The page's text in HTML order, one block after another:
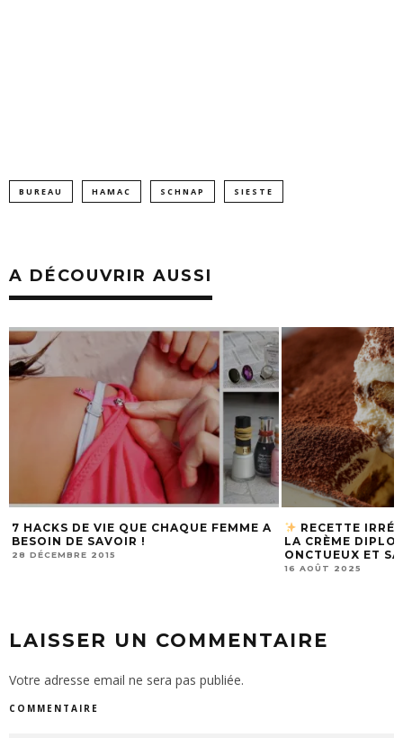
BUREAU HAMAC SCHNAP SIESTE
A DÉCOUVRIR AUSSI
FEMME A
RECETTE IRRÉSISTIBLE : TIRAMISU À
LA CRÈME DIPLOMATE – LÉGER,
ONCTUEUX ET SANS MASCARPONE !
LAISSER UN COMMENTAIRE
Votre adresse email ne sera pas publiée.
COMMENTAIRE